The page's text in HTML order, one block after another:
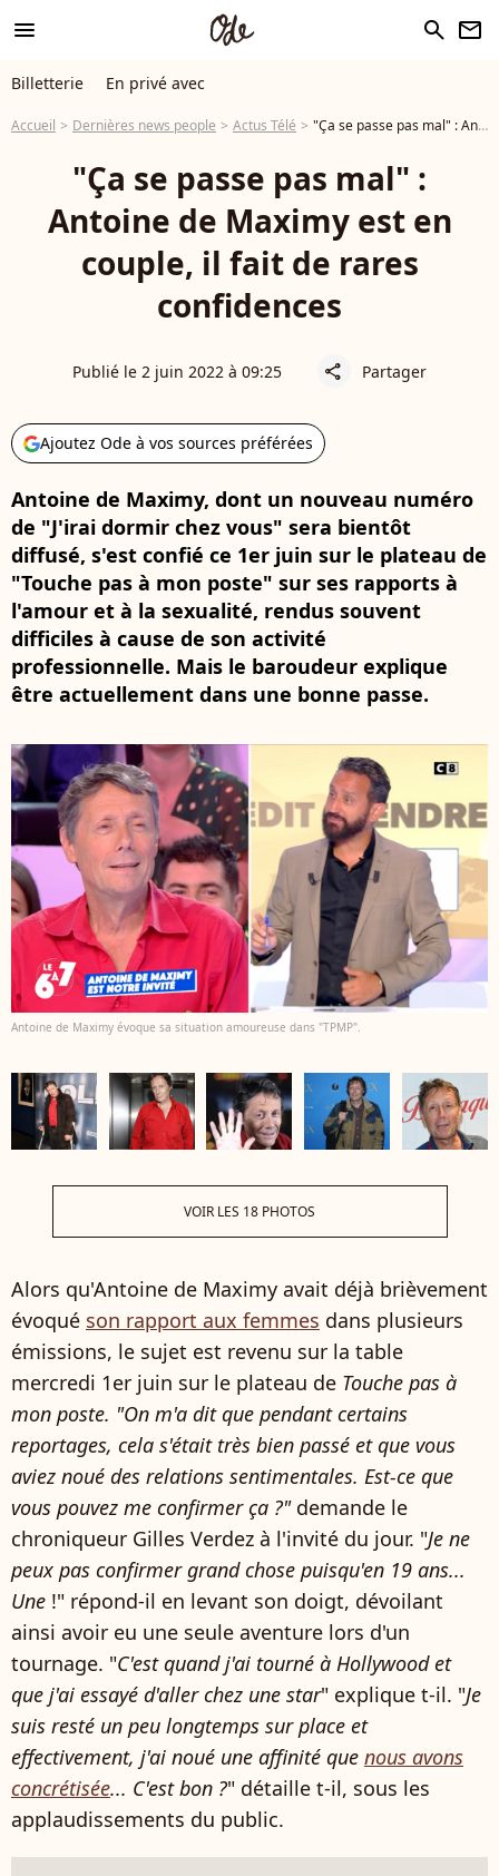
menu search newsletter
Billetterie En privé avec
Accueil Dernières news people Actus Télé "Ça se passe pas mal" : Antoine de Maximy est en couple, il fait de rares confidences
"Ça se passe pas mal" :
Antoine de Maximy est en
couple, il fait de rares
confidences
Publié le 2 juin 2022 à 09:25 share Partager
Ajoutez Ode à vos sources préférées
Antoine de Maximy, dont un nouveau numéro
de "J'irai dormir chez vous" sera bientôt
diffusé, s'est confié ce 1er juin sur le plateau de
"Touche pas à mon poste" sur ses rapports à
l'amour et à la sexualité, rendus souvent
difficiles à cause de son activité
professionnelle. Mais le baroudeur explique
être actuellement dans une bonne passe.
Antoine de Maximy évoque sa situation amoureuse dans "TPMP".
VOIR LES 18 PHOTOS
Alors qu'Antoine de Maximy avait déjà brièvement
évoqué son rapport aux femmes dans plusieurs
émissions, le sujet est revenu sur la table
mercredi 1er juin sur le plateau de Touche pas à
mon poste. "On m'a dit que pendant certains
reportages, cela s'était très bien passé et que vous
aviez noué des relations sentimentales. Est-ce que
vous pouvez me confirmer ça ?" demande le
chroniqueur Gilles Verdez à l'invité du jour. "Je ne
peux pas confirmer grand chose puisqu'en 19 ans...
Une !" répond-il en levant son doigt, dévoilant
ainsi avoir eu une seule aventure lors d'un
tournage. "C'est quand j'ai tourné à Hollywood et
que j'ai essayé d'aller chez une star" explique t-il. "Je
suis resté un peu longtemps sur place et
effectivement, j'ai noué une affinité que nous avons
concrétisée... C'est bon ?" détaille t-il, sous les
applaudissements du public.